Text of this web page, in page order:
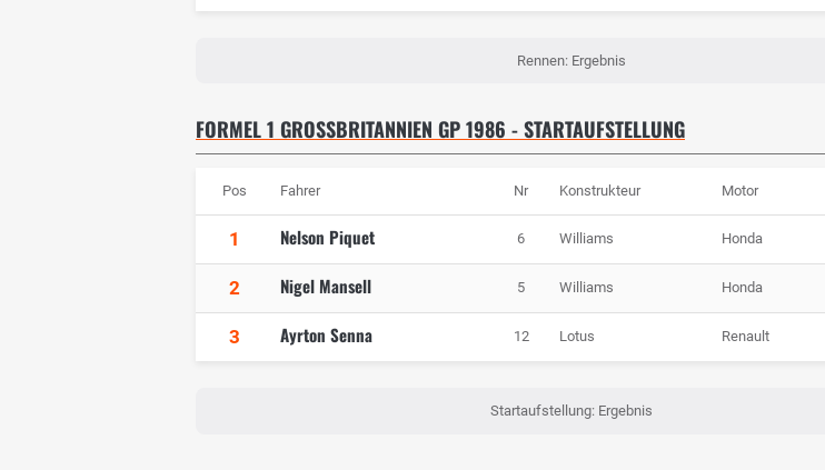
Rennen: Ergebnis
FORMEL 1 GROSSBRITANNIEN GP 1986 - STARTAUFSTELLUNG
Pos Fahrer Nr Konstrukteur Motor
1 Nelson Piquet 6 Williams Honda
2 Nigel Mansell 5 Williams Honda
3 Ayrton Senna 12 Lotus Renault
Startaufstellung: Ergebnis